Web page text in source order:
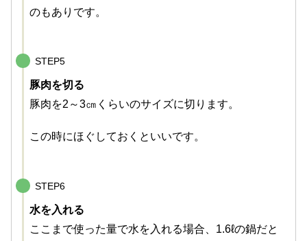
のもありです。
STEP5
豚肉を切る
豚肉を2～3㎝くらいのサイズに切ります。
この時にほぐしておくといいです。
STEP6
水を入れる
ここまで使った量で水を入れる場合、1.6ℓの鍋だと